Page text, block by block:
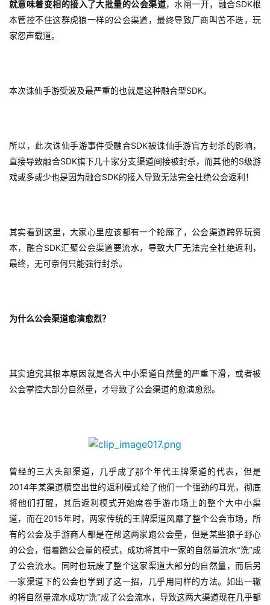
就意味着变相的接入了大批量的公会渠道，水闸一开，融合SDK根
本管控不住这群虎狼一样的公会渠道，最终导致厂商叫苦不迭，玩
家怨声载道。
本次诛仙手游受波及最严重的也就是这种融合型SDK。
所以，此次诛仙手游事件受融合SDK被诛仙手游官方封杀的影响，
直接导致融合SDK旗下几十家分支渠道间接被封杀，而其他的S级游
戏或多或少也是因为融合SDK的接入导致无法完全杜绝公会返利！
其实看到这里，大家心里应该都有一个轮廓了，公会渠道跨界玩资
本，融合SDK汇聚公会渠道要流水，导致大厂无法完全杜绝返利，
最终，无可奈何只能强行封杀。
为什么公会渠道愈演愈烈？
其实追究其根本原因就是各大中小渠道自然量的严重下滑，或者被
公会掌控大部分自然量，才导致了公会渠道的愈演愈烈。
曾经的三大头部渠道，几乎成了那个年代王牌渠道的代表，但是
2014年某渠道横空出世的返利模式给了他们一个强劲的耳光，彻底
将他们打醒，其后返利模式开始席卷手游市场上的整个大中小渠
道，而在2015年时，两家传统的王牌渠道风靡了整个公会市场，所
有的公会及手游商人都是在帮这两家跑公会量，但是某些狼子野心
的公会，借着跑公会量的模式，成功将其中一家的自然量流水“洗”成
了公会流水。同时也玩废了整个这家渠道大部分的自然量，而后另
一家渠道下的公会也学到了这一招，几乎用同样的方法。如出一辙
的将自然量流水成功“洗”成了公会流水，导致这两大渠道现在几乎都